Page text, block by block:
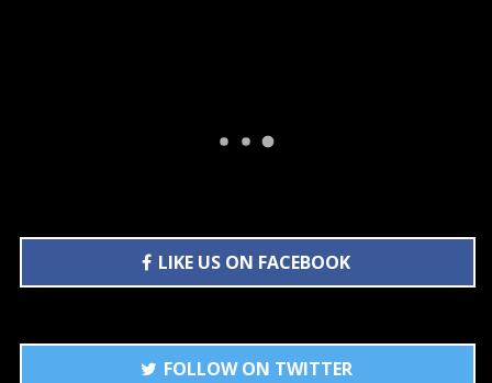
LIKE US ON FACEBOOK
FOLLOW ON TWITTER